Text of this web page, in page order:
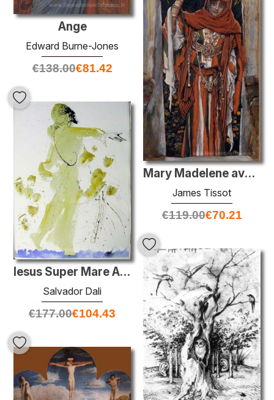
Ange
Edward Burne-Jones
€138.00€81.42
Mary Madelene avant sa conversion
James Tissot
€119.00€70.21
Iesus Super Mare Ambulans (Matthieu 14:26)
Salvador Dali
€177.00€104.43